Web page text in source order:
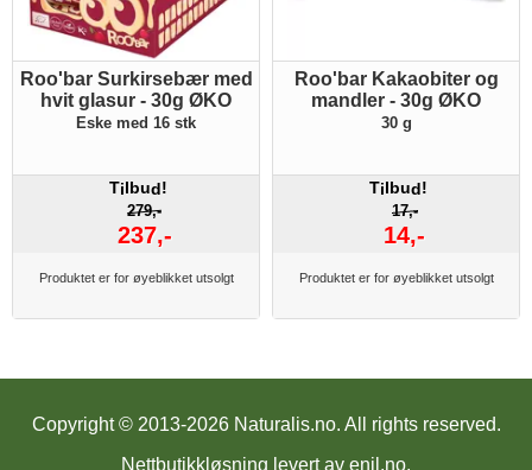
Roo'bar Surkirsebær med
hvit glasur - 30g ØKO
Eske med 16 stk
Tilbud!
279,-
237,-
Produktet er for øyeblikket utsolgt
Roo'bar Kakaobiter og
mandler - 30g ØKO
30 g
Tilbud!
17,-
14,-
Produktet er for øyeblikket utsolgt
Copyright © 2013-2026 Naturalis.no. All rights reserved.
Nettbutikkløsning levert av enil.no.